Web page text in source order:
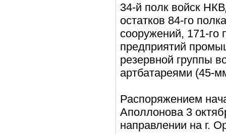
34-й полк войск
остатков 84-го
сооружений, 171-
предприятий
резервной группы
артбатареями (45-
Распоряжением
Аполлонова 3
направлении на г.